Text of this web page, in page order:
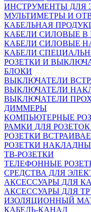
ИНСТРУМЕНТЫ ДЛЯ
МУЛЬТИМЕТРЫ И
КАБЕЛЬНАЯ
КАБЕЛИ СИЛОВЫЕ В
КАБЕЛИ СИЛОВЫЕ
КАБЕЛИ
РОЗЕТКИ И
БЛОКИ
ВЫКЛЮЧАТЕЛИ
ВЫКЛЮЧАТЕЛИ
ВЫКЛЮЧАТЕЛИ
ДИММЕРЫ
КОМПЬЮТЕРНЫЕ
РАМКИ ДЛЯ
РОЗЕТКИ
РОЗЕТКИ
ТВ-РОЗЕТКИ
ТЕЛЕФОННЫЕ
СРЕДСТВА ДЛЯ
АКСЕССУАРЫ ДЛЯ
АКСЕССУАРЫ ДЛЯ
ИЗОЛЯЦИОННЫЙ
КАБЕЛЬ-КАНАЛ